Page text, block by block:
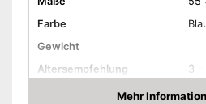
Farbe
Gewicht
Altersempfehlung
3 -
Mehr